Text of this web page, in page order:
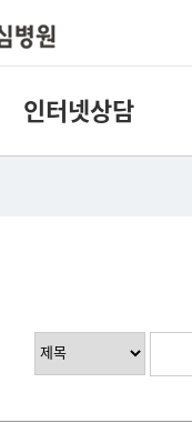
인터넷상담